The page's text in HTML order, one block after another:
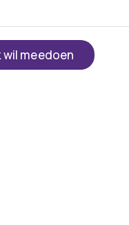
wil meedoen